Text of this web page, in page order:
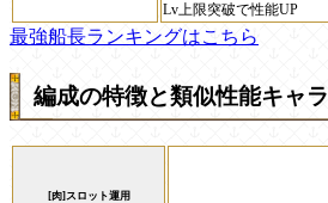
Lv上限突破で性能UP
最強船長ランキングはこちら
編成の特徴と類似性能キャラ
[肉]スロット運用